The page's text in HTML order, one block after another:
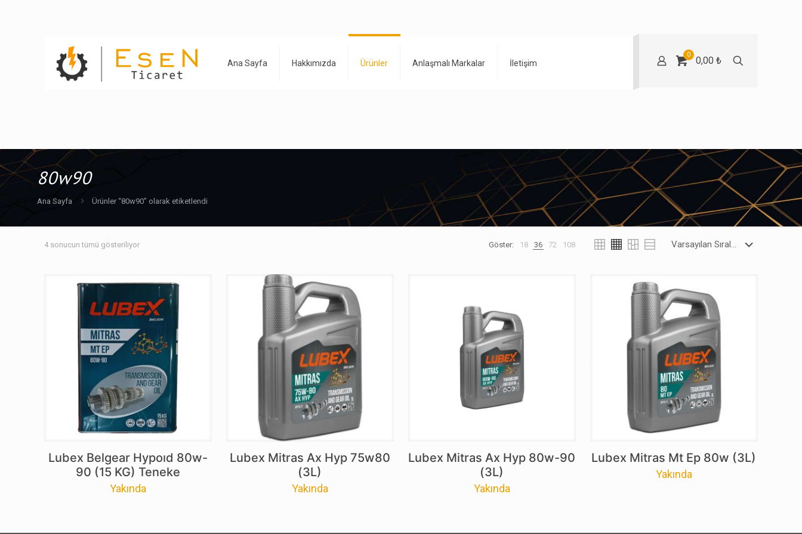
Ana Sayfa Hakkımızda Ürünler Anlaşmalı Markalar İletişim
0
0,00 ₺
80w90
Ana Sayfa Ürünler “80w90” olarak etiketlendi
4 sonucun tümü gösteriliyor Göster: 18 36 72 108
Lubex Belgear Hypoıd 80w-
90 (15 KG) Teneke
Yakında
Lubex Mitras Ax Hyp 75w80
(3L)
Yakında
Lubex Mitras Ax Hyp 80w-90
(3L)
Yakında
Lubex Mitras Mt Ep 80w (3L)
Yakında